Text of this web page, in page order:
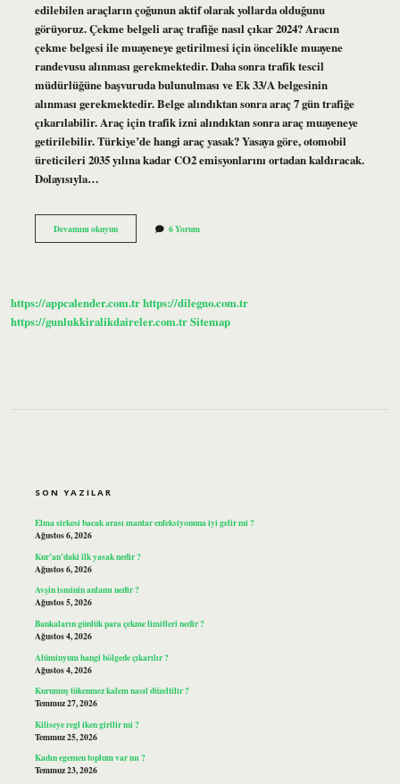
edilebilen araçların çoğunun aktif olarak yollarda olduğunu
görüyoruz. Çekme belgeli araç trafiğe nasıl çıkar 2024? Aracın
çekme belgesi ile muayeneye getirilmesi için öncelikle muayene
randevusu alınması gerekmektedir. Daha sonra trafik tescil
müdürlüğüne başvuruda bulunulması ve Ek 33/A belgesinin
alınması gerekmektedir. Belge alındıktan sonra araç 7 gün trafiğe
çıkarılabilir. Araç için trafik izni alındıktan sonra araç muayeneye
getirilebilir. Türkiye’de hangi araç yasak? Yasaya göre, otomobil
üreticileri 2035 yılına kadar CO2 emisyonlarını ortadan kaldıracak.
Dolayısıyla…
Devamını okuyunHangi
Araç
6 Yorum
https://appcalender.com.trhttps://dilegno.com.tr
https://gunlukkiralikdaireler.com.trSitemap
SON YAZILAR
Elma sirkesi bacak arası mantar enfeksiyonuna iyi gelir mi ?
Ağustos 6, 2026
Kur’an’daki ilk yasak nedir ?
Ağustos 6, 2026
Avşin isminin anlamı nedir ?
Ağustos 5, 2026
Bankaların günlük para çekme limitleri nedir ?
Ağustos 4, 2026
Alüminyum hangi bölgede çıkarılır ?
Ağustos 4, 2026
Kurumuş tükenmez kalem nasıl düzeltilir ?
Temmuz 27, 2026
Kiliseye regl iken girilir mi ?
Temmuz 25, 2026
Kadın egemen toplum var mı ?
Temmuz 23, 2026